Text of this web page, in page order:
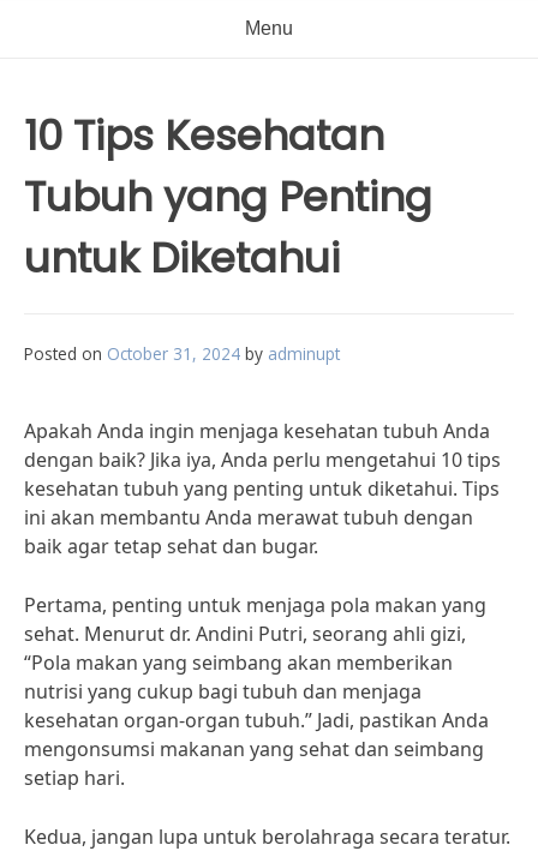
Menu
10 Tips Kesehatan
Tubuh yang Penting
untuk Diketahui
Posted on October 31, 2024 by adminupt
Apakah Anda ingin menjaga kesehatan tubuh Anda
dengan baik? Jika iya, Anda perlu mengetahui 10 tips
kesehatan tubuh yang penting untuk diketahui. Tips
ini akan membantu Anda merawat tubuh dengan
baik agar tetap sehat dan bugar.
Pertama, penting untuk menjaga pola makan yang
sehat. Menurut dr. Andini Putri, seorang ahli gizi,
“Pola makan yang seimbang akan memberikan
nutrisi yang cukup bagi tubuh dan menjaga
kesehatan organ-organ tubuh.” Jadi, pastikan Anda
mengonsumsi makanan yang sehat dan seimbang
setiap hari.
Kedua, jangan lupa untuk berolahraga secara teratur.